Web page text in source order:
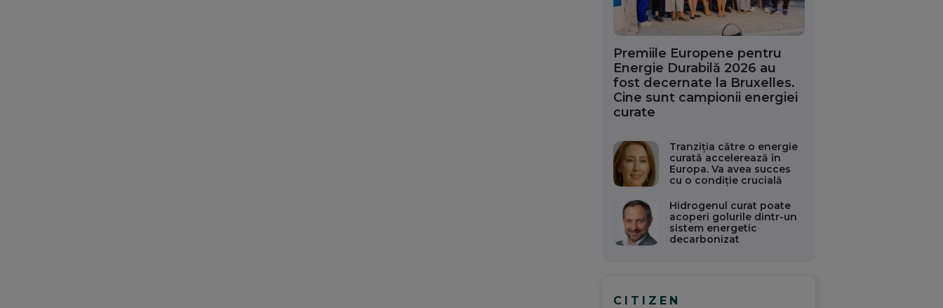
Premiile Europene pentru
Energie Durabilă 2026 au
fost decernate la Bruxelles.
Cine sunt campionii energiei
curate
Tranziția către o energie
curată accelerează în
Europa. Va avea succes
cu o condiție crucială
Hidrogenul curat poate
acoperi golurile dintr-un
sistem energetic
decarbonizat
CITIZEN